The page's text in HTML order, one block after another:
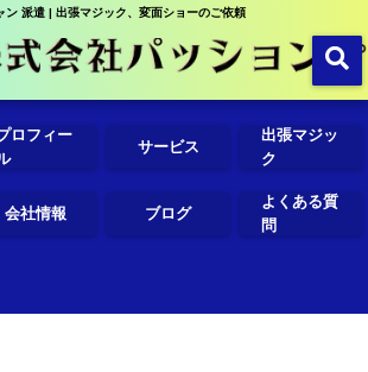
ン 派遣 | 出張マジック、変面ショーのご依頼
ロフィー
サービス
出張マジッ
ク
会社情報 ブログ
よくある質
問